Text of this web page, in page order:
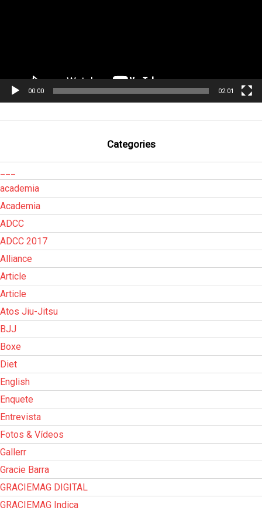
00:00 02:01
Categories
academia
Academia
ADCC
ADCC 2017
Alliance
Article
Article
Atos Jiu-Jitsu
BJJ
Boxe
Diet
English
Enquete
Entrevista
Fotos & Vídeos
Gallerr
Gracie Barra
GRACIEMAG DIGITAL
GRACIEMAG Indica